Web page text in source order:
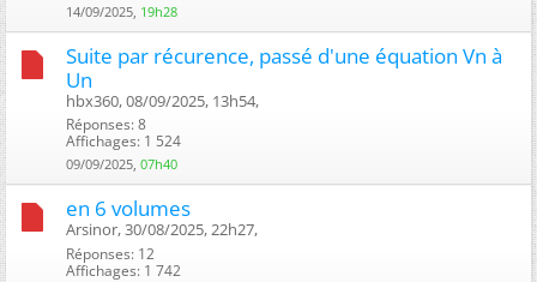
14/09/2025, 19h28
Suite par récurence, passé d'une équation Vn à
Un
hbx360, 08/09/2025, 13h54, ‎
Réponses: 8
Affichages: 1 524
09/09/2025, 07h40
en 6 volumes
Arsinor, 30/08/2025, 22h27, ‎
Réponses: 12
Affichages: 1 742